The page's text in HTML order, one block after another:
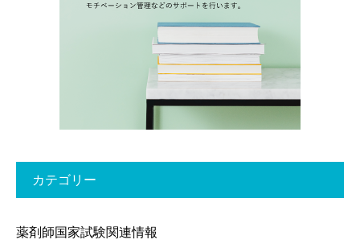
カテゴリー
薬剤師国家試験関連情報